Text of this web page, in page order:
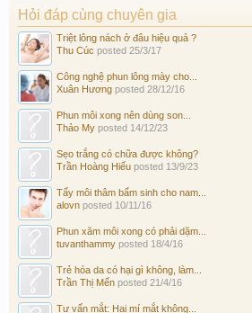
Hỏi đáp cùng chuyên gia
Triệt lông nách ở đâu hiệu quả ?
Thu Cúc posted 25/3/17
Công nghệ phun lông mày cho...
Xuân Hương posted 28/12/16
Phun môi xong nên dùng son...
Thảo My posted 14/12/23
Sẹo trắng có chữa được không?
Trần Hoàng Hiếu posted 13/9/23
Tẩy môi thâm bẩm sinh cho nam...
alovn posted 10/11/16
Phun xăm môi xong có phải dặm...
tuvanthammy posted 18/4/16
Trẻ hóa da có hại gì không, làm...
Trần Thị Mến posted 21/4/16
Tư vấn mắt: Hai mí mắt không...